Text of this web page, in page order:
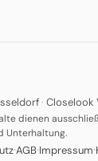
· Closelook
dienen
Unterhaltung.
·AGB·Impressum·